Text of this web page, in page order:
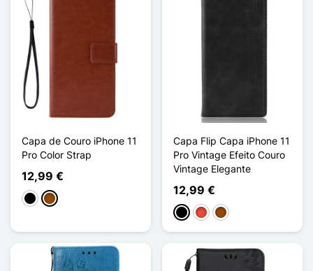
Capa de Couro iPhone 11
Pro Color Strap
12,99 €
PretoCastanho
Capa Flip Capa iPhone 11
Pro Vintage Efeito Couro
Vintage Elegante
12,99 €
PretoVermelhoCastanho